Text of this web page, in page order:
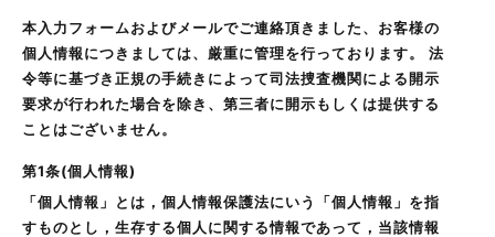
本入力フォームおよびメールでご連絡頂きました、お客様の
個人情報につきましては、厳重に管理を行っております。 法
令等に基づき正規の手続きによって司法捜査機関による開示
要求が行われた場合を除き、第三者に開示もしくは提供する
ことはございません。
第1条(個人情報)
「個人情報」とは，個人情報保護法にいう「個人情報」を指
すものとし，生存する個人に関する情報であって，当該情報